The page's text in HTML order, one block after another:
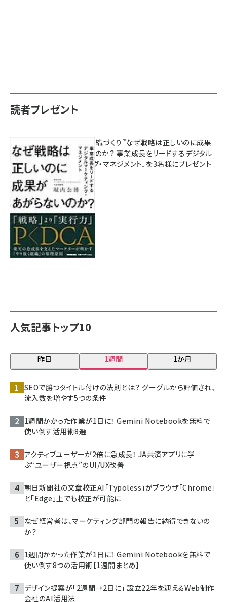
人気記事トップ10
昨日 1週間 1か月
SEOで勝つタイトル付けの法則とは？ グーグルから評価され、
流入数を増やす5つの条件
1週間かかった作業が1日に！ Gemini Notebookを無料で
使い倒す活用術8選
アクティブユーザーが2倍に急成長！ JA共済アプリに学
ぶ“ユーザー視点”のUI/UX改善
朝日新聞社の文章校正AI「Typoless」がブラウザ「Chrome」
と「Edge」上でも校正が可能に
なぜ経営者は、マーケティング部門の報告に納得できないの
か？
1週間かかった作業が1日に！ Gemini Notebookを無料で
使い倒す8つの活用術【1週間まとめ】
デザイン提案が「2週間→2日に」 設立22年を迎えるWeb制作
会社のAI活用法
読者プレゼント
成果を生む組織づくり『なぜ戦略は正しいのに成果
があがらないのか？ 事業成長をリードするデジタル
マーケティング・マネジメント』を3名様にプレゼント
8月7日 10:00